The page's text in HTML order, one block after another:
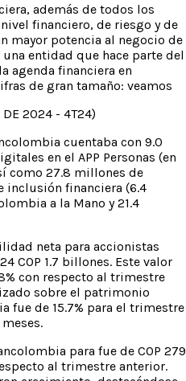
además de todos los
financiero, de riesgo y de
mayor potencia al negocio de
entidad que hace parte del
agenda financiera en
de gran tamaño: veamos
DE 2024 - 4T24)
cuentaba con 9.0
en el APP Personas (en
como 27.8 millones de
inclusión financiera (6.4
a la Mano y 21.4
neta para accionistas
COP 1.7 billones. Este valor
con respecto al trimestre
sobre el patrimonio
fue de 15.7% para el trimestre
para fue de COP 279
al trimestre anterior.